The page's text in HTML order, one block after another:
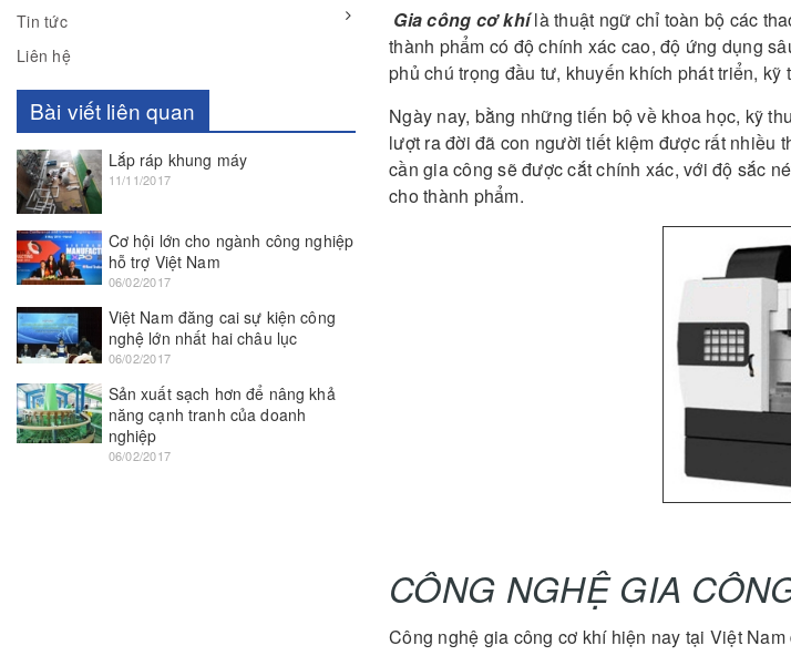
Gia công cơ khílà thuật ngữ chỉ toàn bộ các
thành phẩm có độ chính xác cao, độ ứng dụng
phủ chú trọng đầu tư, khuyến khích phát triển,
Ngày nay, bằng những tiến bộ về khoa học, kỹ
lượt ra đời đã con người tiết kiệm được rất nhiều
cần gia công sẽ được cắt chính xác, với độ sắc
cho thành phẩm.
CÔNG NGHỆ GIA
Công nghệ gia công cơ khí hiện nay tại Việt
Tin tức
Liên hệ
Bài viết liên quan
Lắp ráp khung máy
11/11/2017
Cơ hội lớn cho ngành công nghiệp
hỗ trợ Việt Nam
06/02/2017
Việt Nam đăng cai sự kiện công
nghệ lớn nhất hai châu lục
06/02/2017
Sản xuất sạch hơn để nâng khả
năng cạnh tranh của doanh
nghiệp
06/02/2017